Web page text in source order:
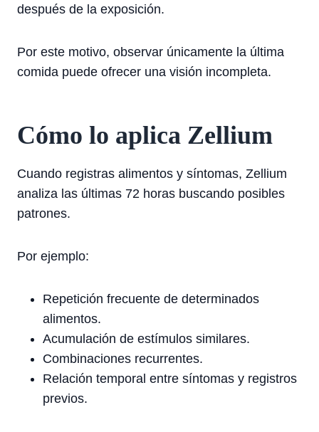
después de la exposición.
Por este motivo, observar únicamente la última
comida puede ofrecer una visión incompleta.
Cómo lo aplica Zellium
Cuando registras alimentos y síntomas, Zellium
analiza las últimas 72 horas buscando posibles
patrones.
Por ejemplo:
Repetición frecuente de determinados
alimentos.
Acumulación de estímulos similares.
Combinaciones recurrentes.
Relación temporal entre síntomas y registros
previos.